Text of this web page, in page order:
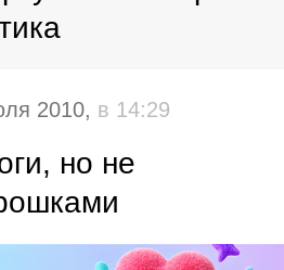
2010, в 14:29
но не